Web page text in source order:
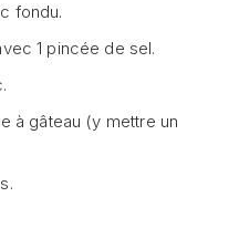
fondu.
1 pincée de sel.
à gâteau (y mettre un